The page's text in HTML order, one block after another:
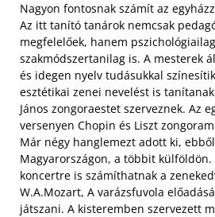
Nagyon fontosnak számít az
Az itt tanító tanárok nemcsak
megfelelőek, hanem
szakmódszertanilag is. A mesterek
és idegen nyelv tudásukkal
esztétikai zenei nevelést is
János zongoraestet szerveznek. Az
versenyen Chopin és Liszt
Már négy hanglemezt adott ki,
Magyarországon, a többit külföldön.
koncertre is számíthatnak a
W.A.Mozart, A varázsfuvola
játszani. A kisteremben szervezett